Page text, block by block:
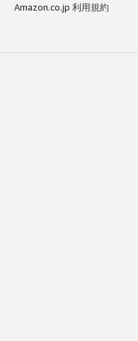
Amazon.co.jp 利用規約